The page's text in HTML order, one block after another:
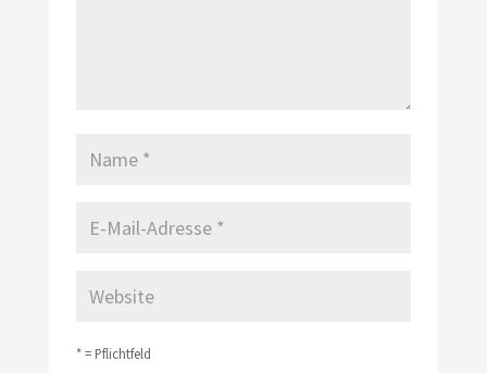
* = Pflichtfeld